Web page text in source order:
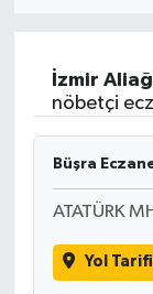
İzmir
nöbetçi
Büşra
ATATÜRK
Yol Tarifi
Sağlık
Magazin
Gündem